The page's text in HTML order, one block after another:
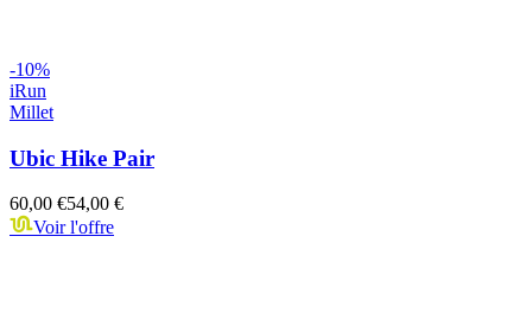
-10%
iRun
Millet
Ubic Hike Pair
60,00 €54,00 €
Voir l'offre